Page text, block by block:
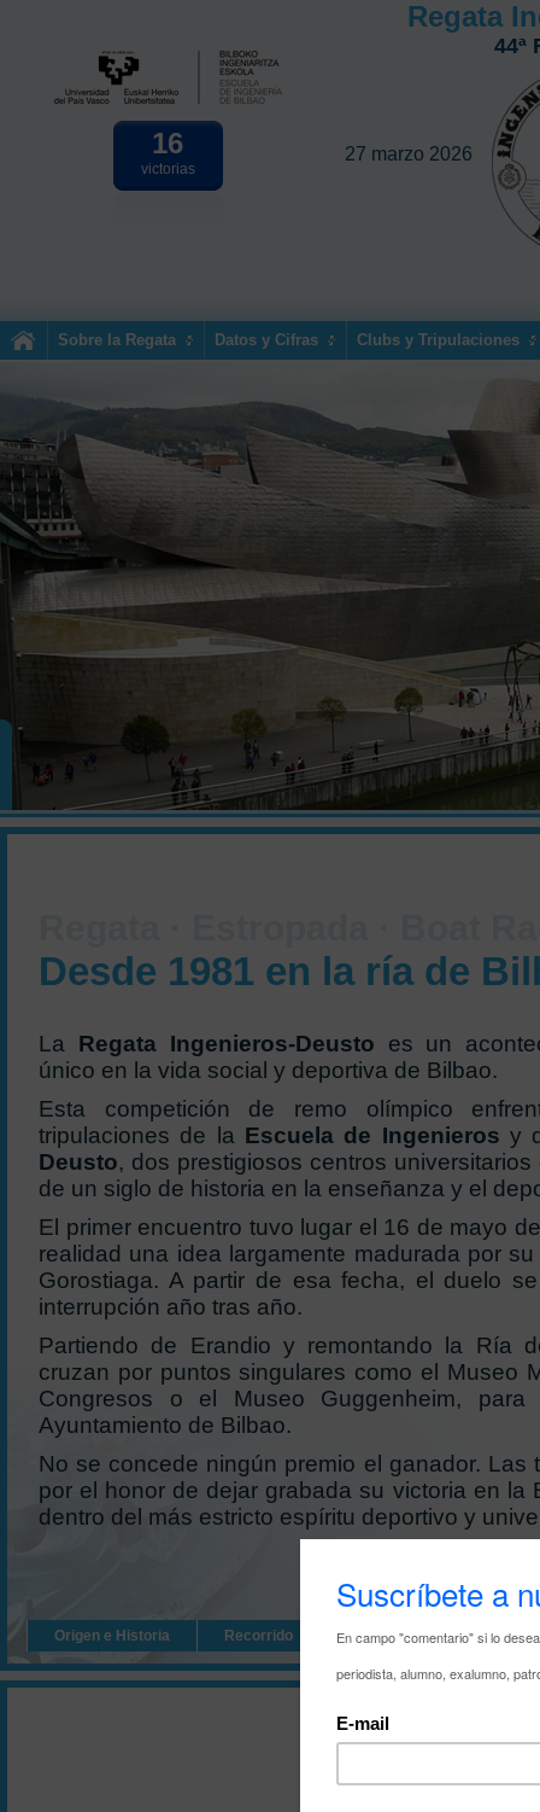
16
victorias
Regata
44ª
27 marzo 2026
Sobre la Regata Datos y Cifras Clubs y Tripulaciones
Desde 1981 en la ría de
La Regata Ingenieros-Deusto es un
único en la vida social y deportiva de Bilbao.
Esta competición de remo olímpico
tripulaciones de la Escuela de Ingenieros y
Deusto, dos prestigiosos centros
de un siglo de historia en la enseñanza y el
El primer encuentro tuvo lugar el 16 de mayo
realidad una idea largamente madurada por
Gorostiaga. A partir de esa fecha, el duelo
interrupción año tras año.
Partiendo de Erandio y remontando la Ría
cruzan por puntos singulares como el Museo
Congresos o el Museo Guggenheim, para
Ayuntamiento de Bilbao.
No se concede ningún premio el ganador. Las
por el honor de dejar grabada su victoria en la
dentro del más estricto espíritu deportivo y
Origen e Historia Recorrido Los actos
2026 2025 2024
Año »